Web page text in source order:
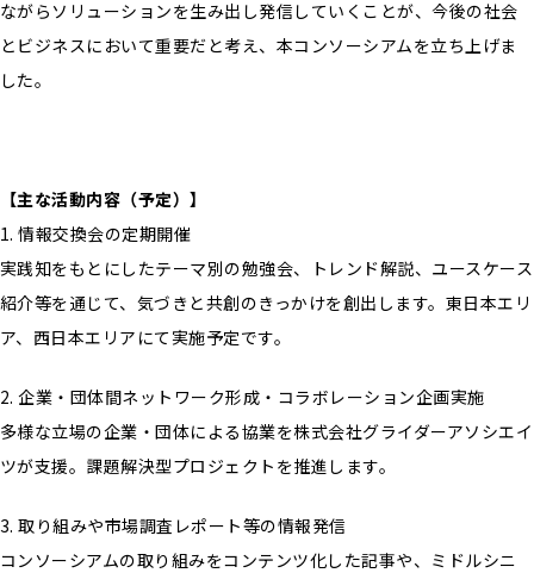
ながらソリューションを生み出し発信していくことが、今後の社会
とビジネスにおいて重要だと考え、本コンソーシアムを立ち上げま
した。
【主な活動内容（予定）】
1. 情報交換会の定期開催
実践知をもとにしたテーマ別の勉強会、トレンド解説、ユースケース
紹介等を通じて、気づきと共創のきっかけを創出します。東日本エリ
ア、西日本エリアにて実施予定です。
2. 企業・団体間ネットワーク形成・コラボレーション企画実施
多様な立場の企業・団体による協業を株式会社グライダーアソシエイ
ツが支援。課題解決型プロジェクトを推進します。
3. 取り組みや市場調査レポート等の情報発信
コンソーシアムの取り組みをコンテンツ化した記事や、ミドルシニ